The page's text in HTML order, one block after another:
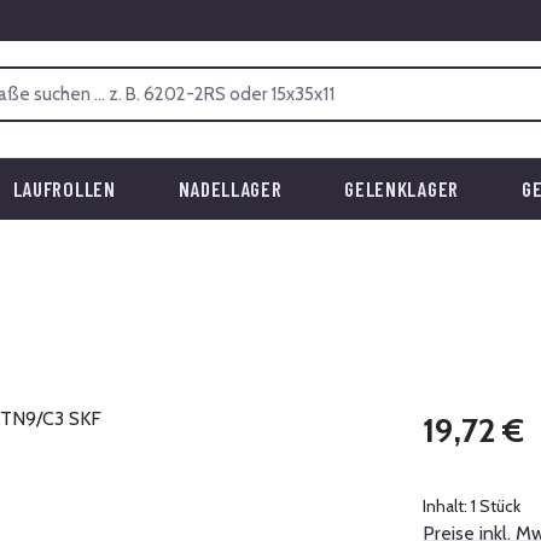
LAUFROLLEN NADELLAGER GELENKLAGER
Regulärer Preis:
19,72 €
Inhalt: 1 Stück
Preise inkl.